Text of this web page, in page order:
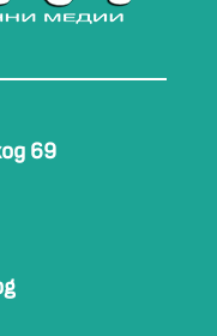
69